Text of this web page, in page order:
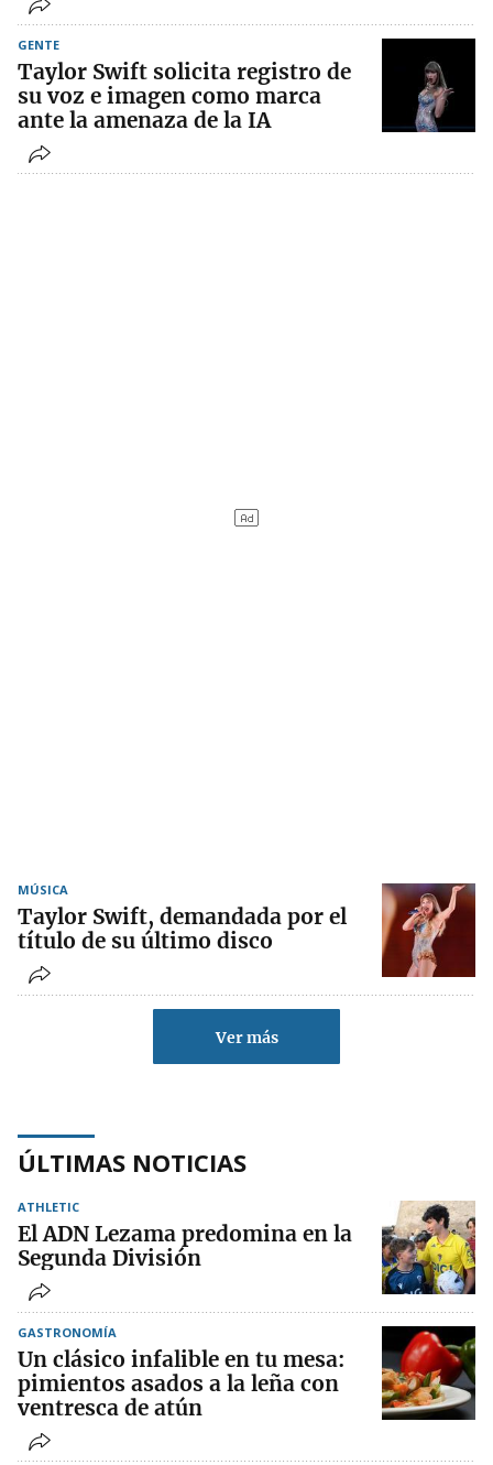
GENTE
Taylor Swift solicita registro de
su voz e imagen como marca
ante la amenaza de la IA
MÚSICA
Taylor Swift, demandada por el
título de su último disco
Ver más
ÚLTIMAS NOTICIAS
ATHLETIC
El ADN Lezama predomina en la
Segunda División
GASTRONOMÍA
Un clásico infalible en tu mesa:
pimientos asados a la leña con
ventresca de atún